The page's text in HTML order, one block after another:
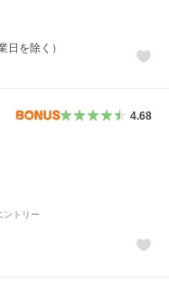
日を除く）
4.68
ントリー